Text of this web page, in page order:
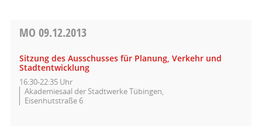
MO 09.12.2013
Sitzung des Ausschusses für Planung, Verkehr und
Stadtentwicklung
16:30-22:35 Uhr
Akademiesaal der Stadtwerke Tübingen,
Eisenhutstraße 6